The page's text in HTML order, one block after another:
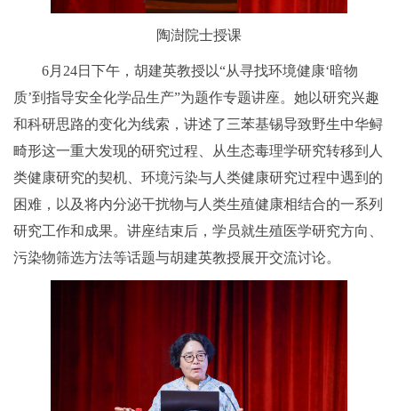
陶澍院士授课
6月24日下午，胡建英教授以“从寻找环境健康‘暗物
质’到指导安全化学品生产”为题作专题讲座。她以研究兴趣
和科研思路的变化为线索，讲述了三苯基锡导致野生中华鲟
畸形这一重大发现的研究过程、从生态毒理学研究转移到人
类健康研究的契机、环境污染与人类健康研究过程中遇到的
困难，以及将内分泌干扰物与人类生殖健康相结合的一系列
研究工作和成果。讲座结束后，学员就生殖医学研究方向、
污染物筛选方法等话题与胡建英教授展开交流讨论。